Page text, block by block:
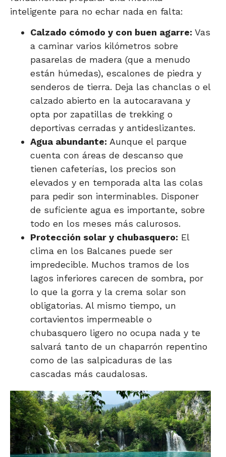
inteligente para no echar nada en falta:
Calzado cómodo y con buen agarre: Vas
a caminar varios kilómetros sobre
pasarelas de madera (que a menudo
están húmedas), escalones de piedra y
senderos de tierra. Deja las chanclas o el
calzado abierto en la autocaravana y
opta por zapatillas de trekking o
deportivas cerradas y antideslizantes.
Agua abundante: Aunque el parque
cuenta con áreas de descanso que
tienen cafeterías, los precios son
elevados y en temporada alta las colas
para pedir son interminables. Disponer
de suficiente agua es importante, sobre
todo en los meses más calurosos.
Protección solar y chubasquero: El
clima en los Balcanes puede ser
impredecible. Muchos tramos de los
lagos inferiores carecen de sombra, por
lo que la gorra y la crema solar son
obligatorias. Al mismo tiempo, un
cortavientos impermeable o
chubasquero ligero no ocupa nada y te
salvará tanto de un chaparrón repentino
como de las salpicaduras de las
cascadas más caudalosas.